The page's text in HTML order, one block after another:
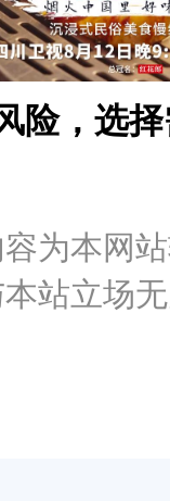
险，选
为本网
站立场